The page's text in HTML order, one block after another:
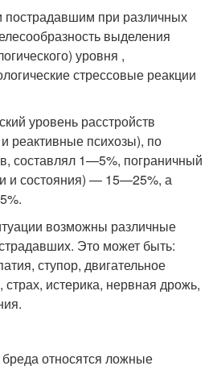
при различных
выделения
уровня ,
стрессовые реакции
уровень расстройств
реактивные психозы), по
составлял 1—5%, пограничный
и состояния) — 15—25%, а
возможны различные
Это может быть:
ступор, двигательное
истерика, нервная дрожь,
относятся ложные